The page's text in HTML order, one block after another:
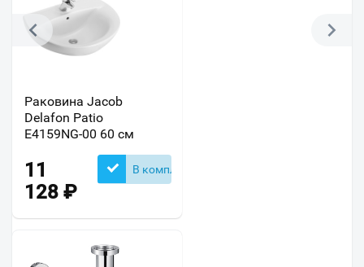
Раковина Jacob
Delafon Patio
E4159NG-00 60 см
11
128 ₽
В комплекте